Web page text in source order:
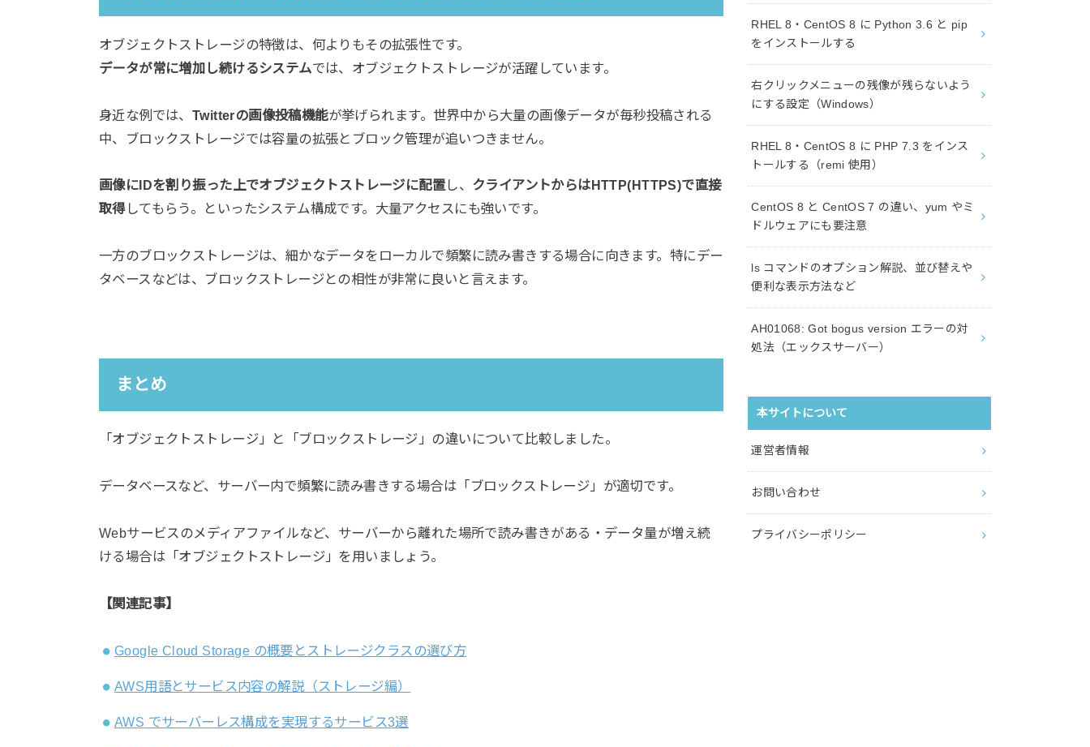
オブジェクトストレージの特徴は、何よりもその拡張性です。
データが常に増加し続けるシステムでは、オブジェクトストレージが活躍しています。
身近な例では、 Twitterの画像投稿機能が挙げられます。世界中から大量の画像データが毎秒投稿される
中、ブロックストレージでは容量の拡張とブロック管理が追いつきません。
画像にIDを割り振った上でオブジェクトストレージに配置 し、 クライアントからはHTTP(HTTPS)で直接
取得してもらう。といったシステム構成です。大量アクセスにも強いです。
一方のブロックストレージは、細かなデータをローカルで頻繁に読み書きする場合に向きます。特にデー
タベースなどは、ブロックストレージとの相性が非常に良いと言えます。
まとめ
「オブジェクトストレージ」と「ブロックストレージ」の違いについて比較しました。
データベースなど、サーバー内で頻繁に読み書きする場合は「ブロックストレージ」が適切です。
Webサービスのメディアファイルなど、サーバーから離れた場所で読み書きがある・データ量が増え続
ける場合は「オブジェクトストレージ」を用いましょう。
【関連記事】
Google Cloud Storage の概要とストレージクラスの選び方
AWS用語とサービス内容の解説（ストレージ編）
AWS でサーバーレス構成を実現するサービス3選
RHEL 8・CentOS 8 に Python 3.6 と pip
をインストールする
右クリックメニューの残像が残らないよう
にする設定（Windows）
RHEL 8・CentOS 8 に PHP 7.3 をインス
トールする（remi 使用）
CentOS 8 と CentOS 7 の違い、yum やミ
ドルウェアにも要注意
ls コマンドのオプション解説、並び替えや
便利な表示方法など
AH01068: Got bogus version エラーの対
処法（エックスサーバー）
本サイトについて
運営者情報
お問い合わせ
プライバシーポリシー